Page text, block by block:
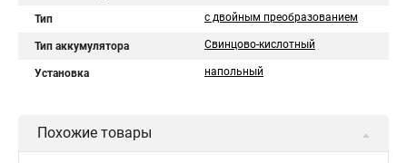
Тип с двойным преобразованием
Тип аккумулятора Свинцово-кислотный
Установка напольный
Похожие товары